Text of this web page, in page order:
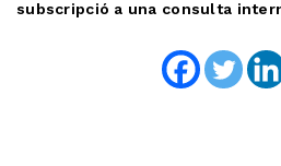
subscripció a una consulta